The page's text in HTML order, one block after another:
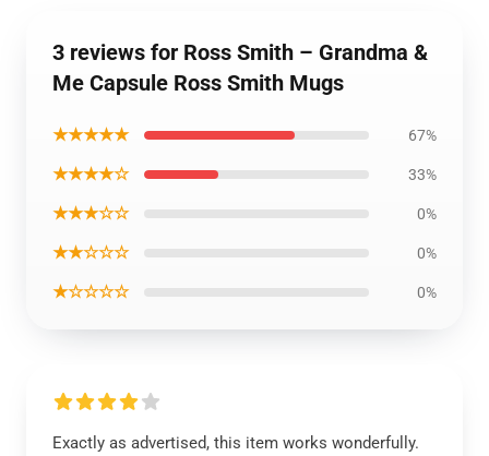
3 reviews for Ross Smith – Grandma &
Me Capsule Ross Smith Mugs
★★★★★ 67%
★★★★☆ 33%
★★★☆☆ 0%
★★☆☆☆ 0%
★☆☆☆☆ 0%
Exactly as advertised, this item works wonderfully.